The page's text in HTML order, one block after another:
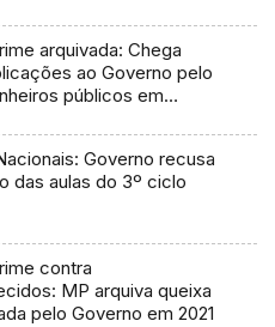
arquivada: Chega
ao Governo pelo
públicos em
Governo recusa
das aulas do 3º ciclo
contra
MP arquiva queixa
pelo Governo em 2021